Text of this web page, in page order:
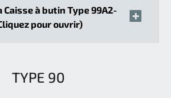
Caisse à butin Type 99A2-
pour ouvrir)
TYPE 90